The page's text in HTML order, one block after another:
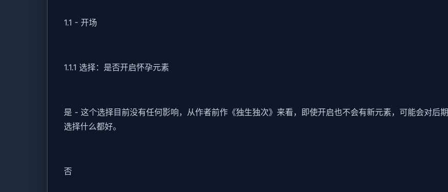
1.1 - 开场
1.1.1 选择：是否开启怀孕元素
是 - 这个选择目前没有任何影响，从作者前作《独生独次》来看，即使开启也不会有新元素，可能会对后
选择什么都好。
否